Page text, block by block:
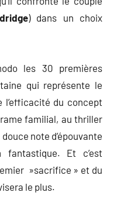
) dans un choix
les 30 premières
qui représente le
du concept
familial, au thriller
douce note d’épouvante
fantastique. Et c’est
»sacrifice » et du
le plus.